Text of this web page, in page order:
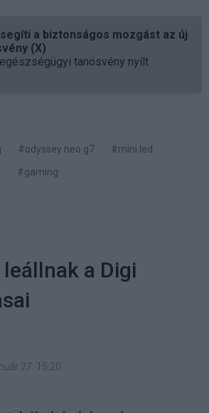
a biztonságos mozgást az új
(X)
tanösvény nyílt
#odyssey neo g7
#mini led
#gaming
a Digi
27. 15:20